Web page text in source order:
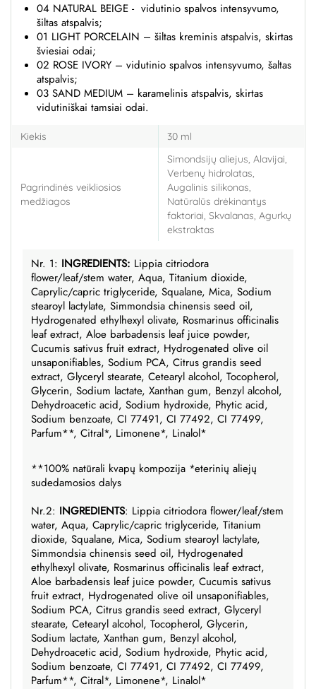
04 NATURAL BEIGE - vidutinio spalvos intensyvumo,
šiltas atspalvis;
01 LIGHT PORCELAIN – šiltas kreminis atspalvis, skirtas
šviesiai odai;
02 ROSE IVORY – vidutinio spalvos intensyvumo, šaltas
atspalvis;
03 SAND MEDIUM – karamelinis atspalvis, skirtas
vidutiniškai tamsiai odai.
Kiekis 30 ml
Pagrindinės veikliosios
medžiagos
Simondsijų aliejus, Alavijai,
Verbenų hidrolatas,
Augalinis silikonas,
Natūralūs drėkinantys
faktoriai, Skvalanas, Agurkų
ekstraktas
Nr. 1: INGREDIENTS: Lippia citriodora
flower/leaf/stem water, Aqua, Titanium dioxide,
Caprylic/capric triglyceride, Squalane, Mica, Sodium
stearoyl lactylate, Simmondsia chinensis seed oil,
Hydrogenated ethylhexyl olivate, Rosmarinus officinalis
leaf extract, Aloe barbadensis leaf juice powder,
Cucumis sativus fruit extract, Hydrogenated olive oil
unsaponifiables, Sodium PCA, Citrus grandis seed
extract, Glyceryl stearate, Cetearyl alcohol, Tocopherol,
Glycerin, Sodium lactate, Xanthan gum, Benzyl alcohol,
Dehydroacetic acid, Sodium hydroxide, Phytic acid,
Sodium benzoate, CI 77491, CI 77492, CI 77499,
Parfum**, Citral*, Limonene*, Linalol*
**100% natūrali kvapų kompozija *eterinių aliejų
sudedamosios dalys
Nr.2: INGREDIENTS: Lippia citriodora flower/leaf/stem
water, Aqua, Caprylic/capric triglyceride, Titanium
dioxide, Squalane, Mica, Sodium stearoyl lactylate,
Simmondsia chinensis seed oil, Hydrogenated
ethylhexyl olivate, Rosmarinus officinalis leaf extract,
Aloe barbadensis leaf juice powder, Cucumis sativus
fruit extract, Hydrogenated olive oil unsaponifiables,
Sodium PCA, Citrus grandis seed extract, Glyceryl
stearate, Cetearyl alcohol, Tocopherol, Glycerin,
Sodium lactate, Xanthan gum, Benzyl alcohol,
Dehydroacetic acid, Sodium hydroxide, Phytic acid,
Sodium benzoate, CI 77491, CI 77492, CI 77499,
Parfum**, Citral*, Limonene*, Linalol*